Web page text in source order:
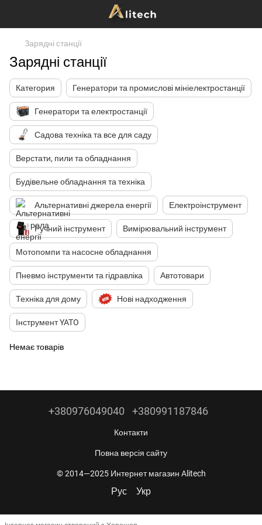
Зарядні станції
Зарядні станції
Категория Генератори та промислові мініелектростанції
Генератори та електростанції
Садова техніка та все для саду
Верстати, пили та обладнання
Будівельне обладнання та техніка
Альтернативні джерела енергії Електроінструмент
Ручний інструмент Вимірювальний інструмент
Мотопомпи та насосне обладнання
Пневмо інструменти та гідравліка Автотовари
Техніка для дому Нові надходження
Інструмент YATO
Немає товарів
+380976049040 +380991187846
Контакти
Повна версія сайту
© 2014—2025 Интернет магазин Alitech
Рус Укр